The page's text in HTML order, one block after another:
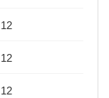
12
12
12